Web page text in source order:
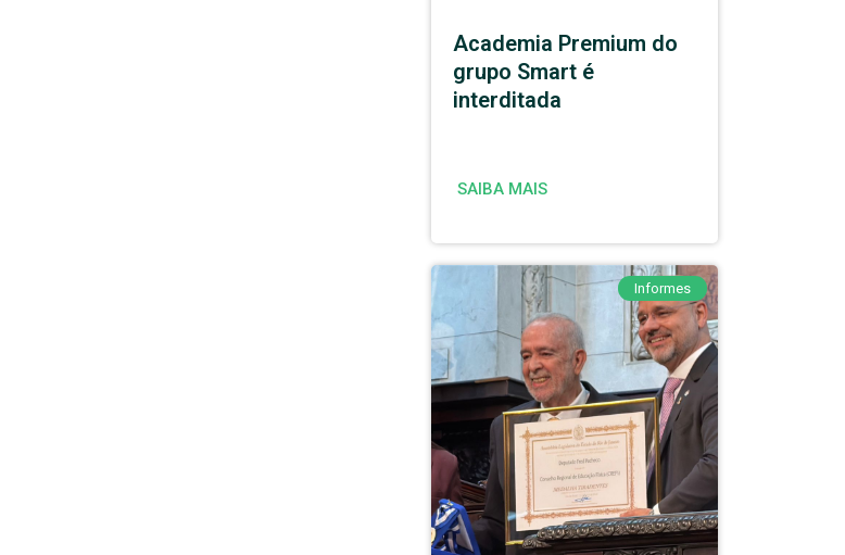
Academia Premium do
grupo Smart é
interditada
SAIBA MAIS
Informes